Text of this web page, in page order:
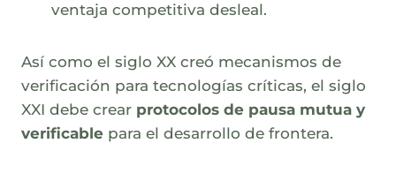
ventaja competitiva desleal.
Así como el siglo XX creó mecanismos de
verificación para tecnologías críticas, el siglo
XXI debe crear protocolos de pausa mutua y
verificable para el desarrollo de frontera.